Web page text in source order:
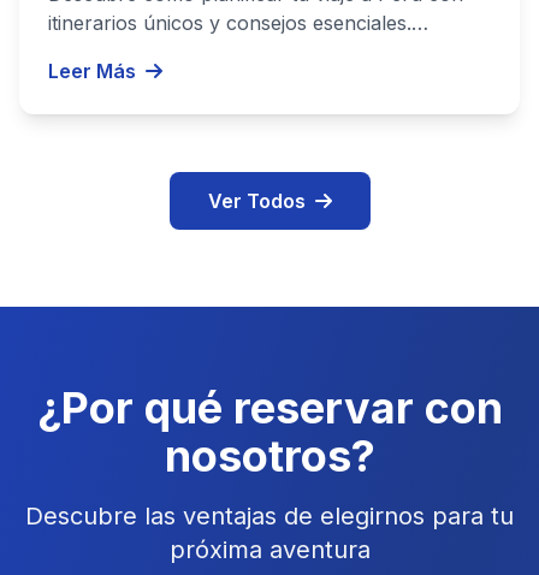
itinerarios únicos y consejos esenciales.
Leer Más
Ver Todos
¿Por qué reservar con
nosotros?
Descubre las ventajas de elegirnos para tu
próxima aventura